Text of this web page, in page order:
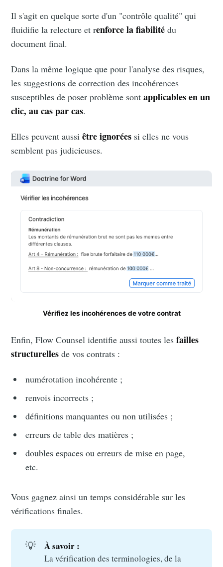
Il s'agit en quelque sorte d'un "contrôle qualité" qui
fluidifie la relecture et renforce la fiabilitédu
document final.
Dans la même logique que pour l'analyse des risques,
les suggestions de correction des incohérences
susceptibles de poser problème sontapplicables en un
clic, au cas par cas.
Elles peuvent aussiêtre ignorées si elles ne vous
semblent pas judicieuses.
Vérifiez les incohérences de votre contrat
Enfin, Flow Counsel identifie aussi toutes lesfailles
structurelles de vos contrats :
numérotation incohérente ;
renvois incorrects ;
définitions manquantes ou non utilisées ;
erreurs de table des matières ;
doubles espaces ou erreurs de mise en page,
etc.
Vous gagnez ainsi un temps considérable sur les
vérifications finales.
💡 À savoir :
La vérification des terminologies, de la